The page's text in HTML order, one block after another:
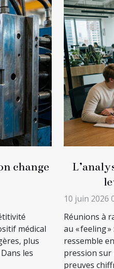
change
médical
plus
les
10 juin 2026
Réunions à
au « feeling
ressemble
pression sur
preuves